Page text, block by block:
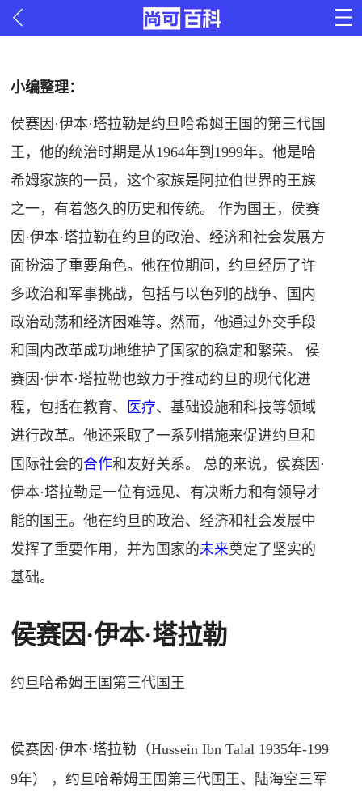
小编整理：
侯赛因·伊本·塔拉勒是约旦哈希姆王国的第三代国
王，他的统治时期是从1964年到1999年。他是哈
希姆家族的一员，这个家族是阿拉伯世界的王族
之一，有着悠久的历史和传统。 作为国王，侯赛
因·伊本·塔拉勒在约旦的政治、经济和社会发展方
面扮演了重要角色。他在位期间，约旦经历了许
多政治和军事挑战，包括与以色列的战争、国内
政治动荡和经济困难等。然而，他通过外交手段
和国内改革成功地维护了国家的稳定和繁荣。 侯
赛因·伊本·塔拉勒也致力于推动约旦的现代化进
程，包括在教育、
医疗、基础设施和科技等领域
进行改革。他还采取了一系列措施来促进约旦和
国际社会的合作和友好关系。 总的来说，侯赛因·
伊本·塔拉勒是一位有远见、有决断力和有领导才
能的国王。他在约旦的政治、经济和社会发展中
发挥了重要作用，并为国家的未来奠定了坚实的
基础。
侯赛因·伊本·塔拉勒
约旦哈希姆王国第三代国王
侯赛因·伊本·塔拉勒（Hussein Ibn Talal 1935年-199
9年） ，约旦哈希姆王国第三代国王、陆海空三军